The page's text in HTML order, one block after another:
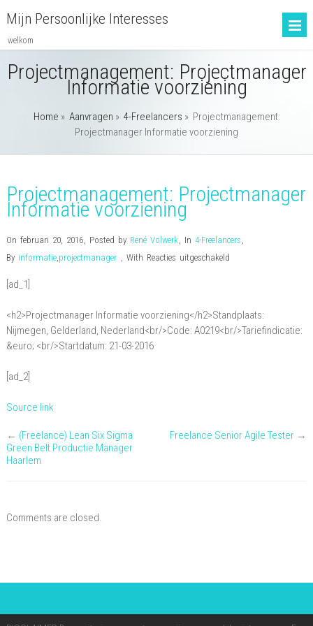
Mijn Persoonlijke Interesses
welkom
Projectmanagement: Projectmanager
Informatie voorziening
Home » Aanvragen » 4-Freelancers » Projectmanagement:
Projectmanager Informatie voorziening
Projectmanagement: Projectmanager
Informatie voorziening
On februari 20, 2016, Posted by René Volwerk, In 4-Freelancers ,
By informatie,projectmanager , With Reacties uitgeschakeldvoor
Informatie
voorziening
[ad_1]
<h2>Projectmanager Informatie voorziening</h2>Standplaats:
Nijmegen, Gelderland, Nederland<br/>Code: A0219<br/>Tariefindicatie:
&euro; <br/>Startdatum: 21-03-2016
[ad_2]
Source link
← (Freelance) Lean Six Sigma
Green Belt Productie Manager
Haarlem
Freelance Senior Agile Tester →
Comments are closed.